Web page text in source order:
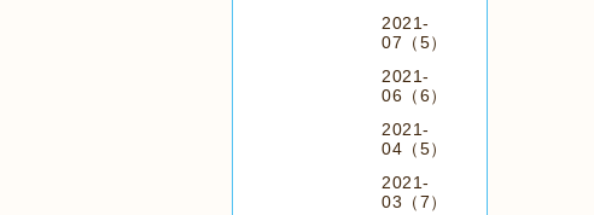
2021-
07（5）
2021-
06（6）
2021-
04（5）
2021-
03（7）